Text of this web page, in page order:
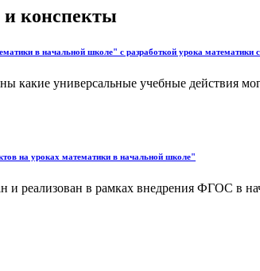
и конспекты
в начальной школе" с разработкой урока математики
какие универсальные учебные действия
на уроках математики в начальной школе"
реализован в рамках внедрения ФГОС в